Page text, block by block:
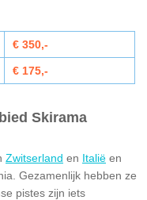
€ 350,-
€ 175,-
Skirama
Zwitserland en Italië en
Gezamenlijk hebben ze
pistes zijn iets